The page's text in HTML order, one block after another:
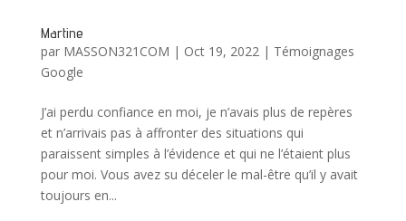
Martine
par MASSON321COM | Oct 19, 2022| Témoignages
Google
J’ai perdu confiance en moi, je n’avais plus de repères
et n’arrivais pas à affronter des situations qui
paraissent simples à l’évidence et qui ne l’étaient plus
pour moi. Vous avez su déceler le mal-être qu’il y avait
toujours en...